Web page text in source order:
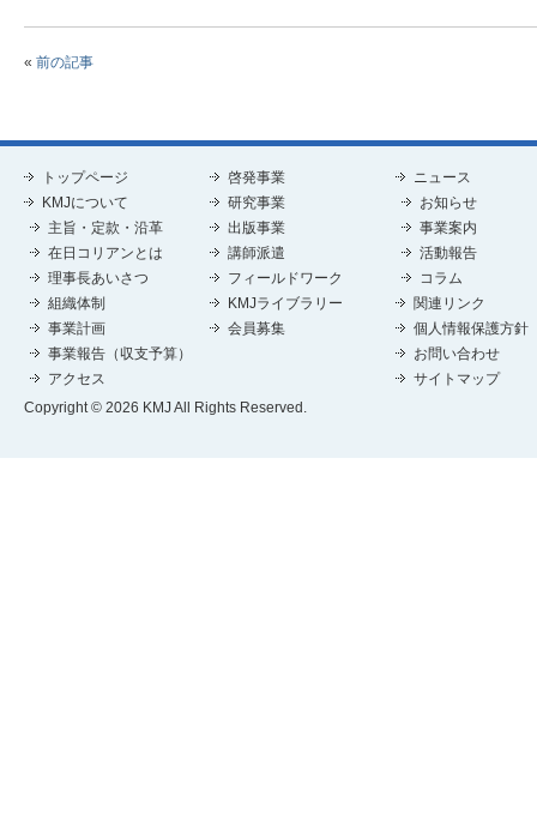
« 前の記事
トップページ
KMJについて
主旨・定款・沿革
在日コリアンとは
理事長あいさつ
組織体制
事業計画
事業報告（収支予算）
アクセス
啓発事業
研究事業
出版事業
講師派遣
フィールドワーク
KMJライブラリー
会員募集
ニュース
お知らせ
事業案内
活動報告
コラム
関連リンク
個人情報保護方針
お問い合わせ
サイトマップ
Copyright © 2026 KMJ All Rights Reserved.